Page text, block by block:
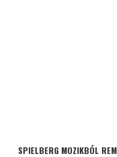
SPIELBERG MOZIKBÓL